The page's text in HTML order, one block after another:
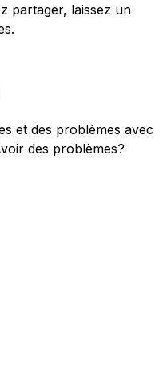
partager, laissez un
et des problèmes avec
des problèmes?